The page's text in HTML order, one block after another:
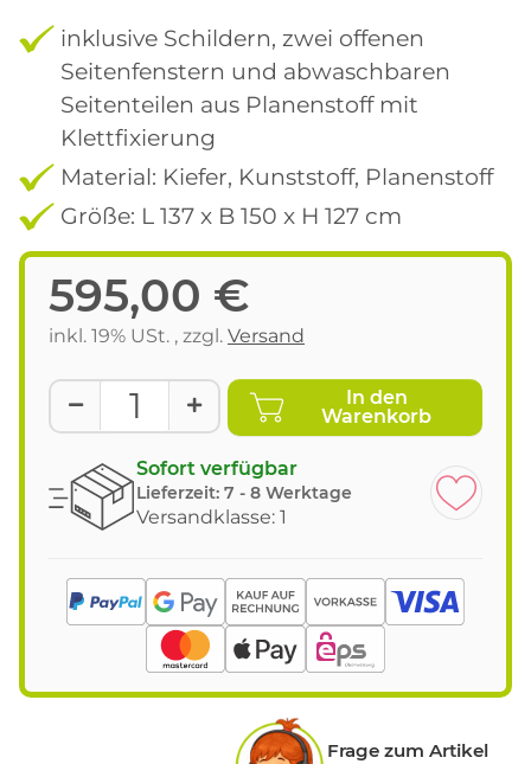
inklusive Schildern, zwei offenen
Seitenfenstern und abwaschbaren
Seitenteilen aus Planenstoff mit
Klettfixierung
Material: Kiefer, Kunststoff, Planenstoff
Größe: L 137 x B 150 x H 127 cm
595,00 €
inkl. 19% USt. , zzgl. Versand
In den
Warenkorb
Sofort verfügbar
Lieferzeit: 7 - 8 Werktage
Versandklasse: 1
Frage zum Artikel